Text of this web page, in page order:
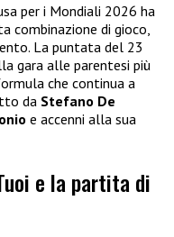
per i Mondiali 2026 ha
combinazione di gioco,
La puntata del 23
gara alle parentesi più
che continua a
da Stefano De
e accenni alla sua
e la partita di